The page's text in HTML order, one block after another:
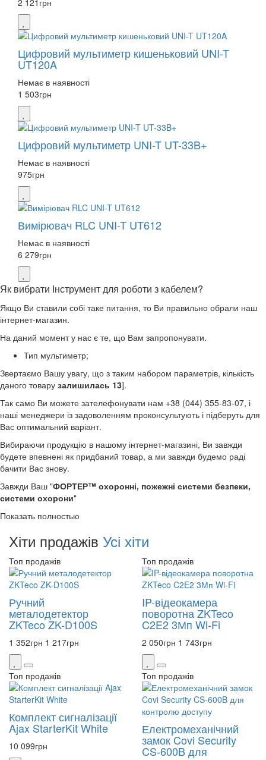
2 121 грн
Цифровий мультиметр кишеньковий UNI-T
UT120A
Немає в наявності
1 503грн
Цифровий мультиметр UNI-T UT-33B+
Немає в наявності
975грн
Вимірювач RLC UNI-T UT612
Немає в наявності
6 279грн
Як вибрати Інструмент для роботи з кабелем?
Якщо Ви ставили собі таке питання, то Ви правильно обрали наш
інтернет-магазин.
На даний момент у нас є те, що Вам запропонувати.
Тип мультиметр;
Звертаємо Вашу увагу, що з таким набором параметрів, кількість
даного товару залишилась 13].
Так само Ви можете зателефонувати нам +38 (044) 355-83-07, і
наші менеджери із задоволенням проконсультують і підберуть для
Вас оптимальний варіант.
Вибираючи продукцію в нашому інтернет-магазині, Ви завжди
будете впевнені як придбаний товар, а ми завжди будемо раді
бачити Вас знову.
Завжди Ваш "ФОРТЕР™ охоронні, пожежні системи безпеки,
системи охорони"
Показать полностью
Хіти продажів Усі хіти
Топ продажів
Ручний
металодетектор
ZKTeco ZK-D100S
1 352грн 1 217грн
Топ продажів
IP-відеокамера
поворотна ZKTeco
C2E2 3Мп Wi-Fi
2 050грн 1 743грн
Топ продажів
Комплект сигналізації
Ajax StarterKit White
10 099грн
Топ продажів
Електромеханічний
замок Covi Security
CS-600B для